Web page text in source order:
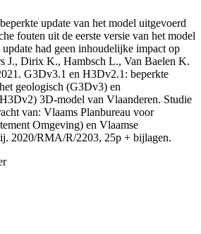
update van het model uitgevoerd
fouten uit de eerste versie van het model
update had geen inhoudelijke impact op
J., Dirix K., Hambsch L., Van Baelen K.
G3Dv3.1 en H3Dv2.1: beperkte
geologisch (G3Dv3) en
3D-model van Vlaanderen. Studie
van: Vlaams Planbureau voor
Omgeving) en Vlaamse
2020/RMA/R/2203, 25p + bijlagen.